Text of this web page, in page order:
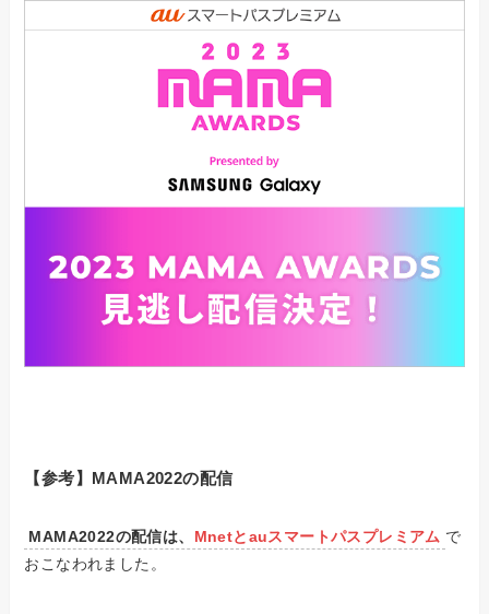
【参考】MAMA2022の配信
MAMA2022の配信は、 Mnetとauスマートパスプレミアム で
おこなわれました。